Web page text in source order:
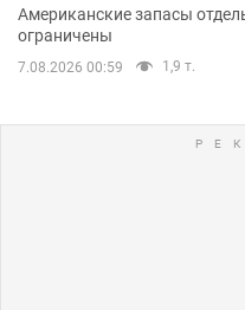
Американские запасы
ограничены
7.08.2026 00:59 1,9 т.